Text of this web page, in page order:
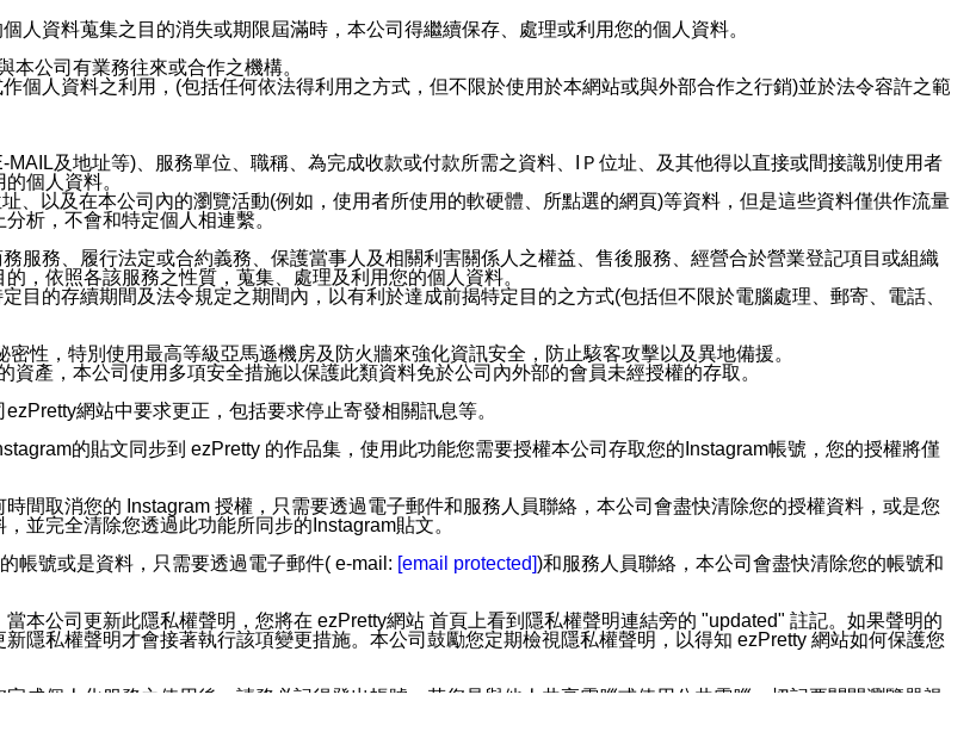
人資料蒐集之目的消失或期限屆滿時，本公司得繼續保存、處理或利用您的個人資料。
公司有業務往來或合作之機構。
個人資料之利用，(包括任何依法得利用之方式，但不限於使用於本網站或與外部合作之行銷)並於法令容許之範
及地址等)、服務單位、職稱、為完成收款或付款所需之資料、IＰ位址、及其他得以直接或間接識別使用者
個人資料。
、以及在本公司內的瀏覽活動(例如，使用者所使用的軟硬體、所點選的網頁)等資料，但是這些資料僅供作流量
析，不會和特定個人相連繫。
服務、履行法定或合約義務、保護當事人及相關利害關係人之權益、售後服務、經營合於營業登記項目或組織
，依照各該服務之性質，蒐集、處理及利用您的個人資料。
目的存續期間及法令規定之期間內，以有利於達成前揭特定目的之方式(包括但不限於電腦處理、郵寄、電話、
性，特別使用最高等級亞馬遜機房及防火牆來強化資訊安全，防止駭客攻擊以及異地備援。
產，本公司使用多項安全措施以保護此類資料免於公司內外部的會員未經授權的存取。
網站中要求更正，包括要求停止寄發相關訊息等。
的貼文同步到 ezPretty 的作品集，使用此功能您需要授權本公司存取您的Instagram帳號，您的授權將僅
間取消您的 Instagram 授權，只需要透過電子郵件和服務人員聯絡，本公司會盡快清除您的授權資料，或是您
並完全清除您透過此功能所同步的Instagram貼文。
帳號或是資料，只需要透過電子郵件( e-mail: [email protected])和服務人員聯絡，本公司會盡快清除您的帳號和
本公司更新此隱私權聲明，您將在 ezPretty網站 首頁上看到隱私權聲明連結旁的 "updated" 註記。如果聲明的
隱私權聲明才會接著執行該項變更措施。本公司鼓勵您定期檢視隱私權聲明，以得知 ezPretty 網站如何保護您
成個人化服務之使用後，請務必記得登出帳號。若您是與他人共享電腦或使用公共電腦，切記要關閉瀏覽器視